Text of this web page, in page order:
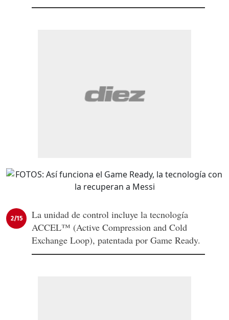
2/15
La unidad de control incluye la tecnología
ACCEL™ (Active Compression and Cold
Exchange Loop), patentada por Game Ready.